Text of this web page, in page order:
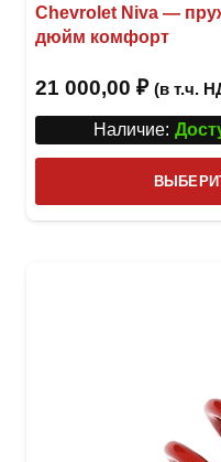
Chevrolet Niva —
дюйм комфорт
21 000,00 ₽ (в т.ч.
Наличие: